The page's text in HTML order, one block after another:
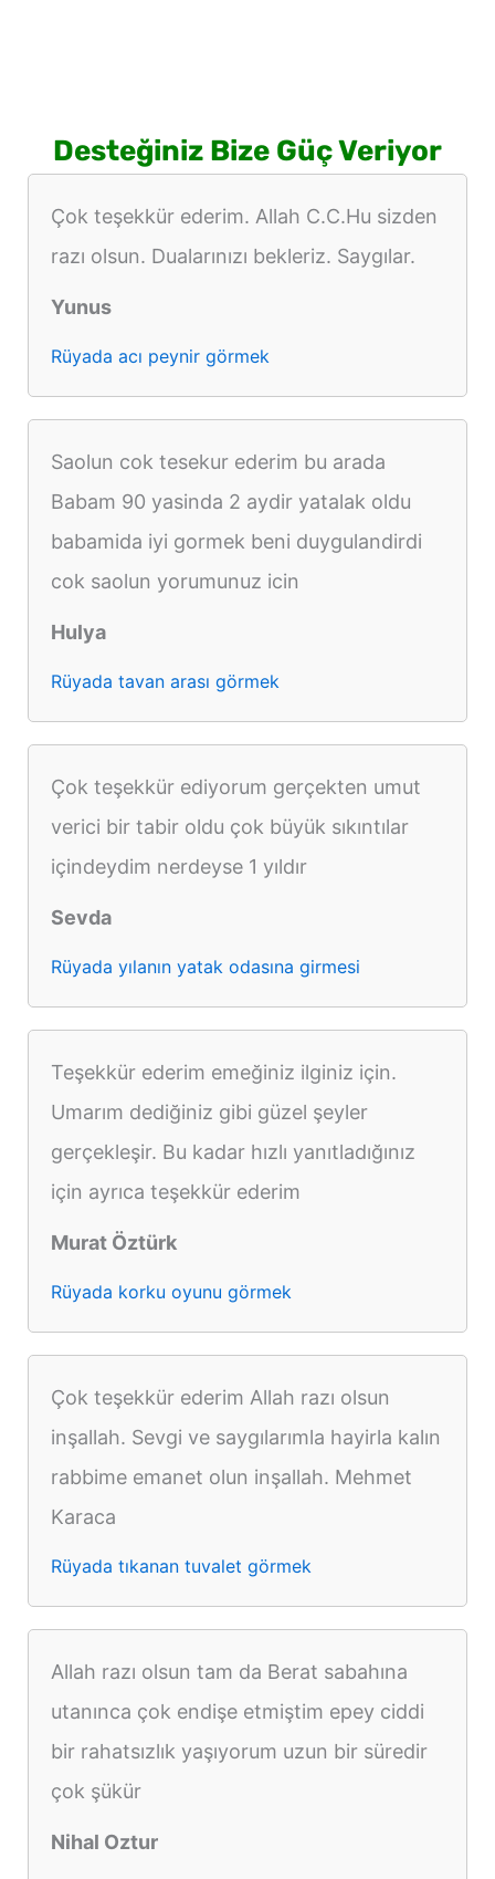
Desteğiniz Bize Güç Veriyor
Çok teşekkür ederim. Allah C.C.Hu sizden
razı olsun. Dualarınızı bekleriz. Saygılar.
Yunus
Rüyada acı peynir görmek
Saolun cok tesekur ederim bu arada
Babam 90 yasinda 2 aydir yatalak oldu
babamida iyi gormek beni duygulandirdi
cok saolun yorumunuz icin
Hulya
Rüyada tavan arası görmek
Çok teşekkür ediyorum gerçekten umut
verici bir tabir oldu çok büyük sıkıntılar
içindeydim nerdeyse 1 yıldır
Sevda
Rüyada yılanın yatak odasına girmesi
Teşekkür ederim emeğiniz ilginiz için.
Umarım dediğiniz gibi güzel şeyler
gerçekleşir. Bu kadar hızlı yanıtladığınız
için ayrıca teşekkür ederim
Murat Öztürk
Rüyada korku oyunu görmek
Çok teşekkür ederim Allah razı olsun
inşallah. Sevgi ve saygılarımla hayirla kalın
rabbime emanet olun inşallah. Mehmet
Karaca
Rüyada tıkanan tuvalet görmek
Allah razı olsun tam da Berat sabahına
utanınca çok endişe etmiştim epey ciddi
bir rahatsızlık yaşıyorum uzun bir süredir
çok şükür
Nihal Oztur